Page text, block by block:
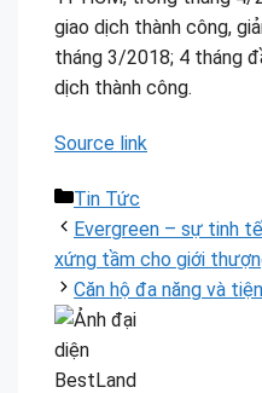
giao dịch thành công,
tháng 3/2018; 4 tháng
dịch thành công.
Source link
Danh
mục
Tin Tức
Evergreen – sự tinh
xứng tầm cho giới
Căn hộ đa năng và